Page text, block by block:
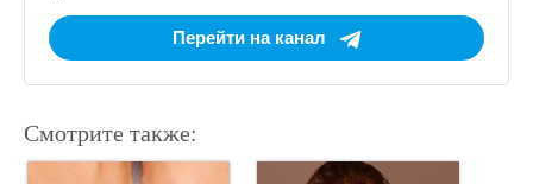
Перейти на канал
Смотрите также: